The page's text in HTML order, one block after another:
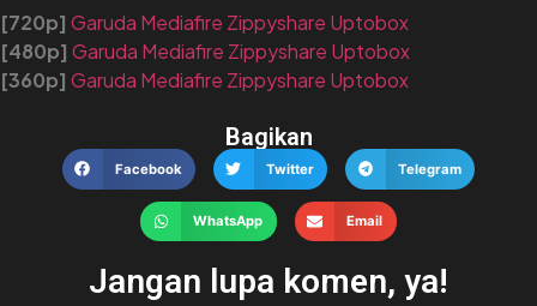
[720p] Garuda Mediafire Zippyshare Uptobox
[480p] Garuda Mediafire Zippyshare Uptobox
[360p] Garuda Mediafire Zippyshare Uptobox
Bagikan
Facebook Twitter Telegram
WhatsApp Email
Jangan lupa komen, ya!